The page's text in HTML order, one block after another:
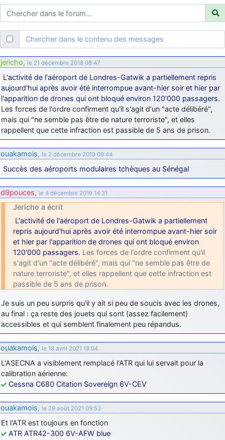
bien sûr que oui !
je suis un avion@,._,+: Bonjour je viens d'arriver il y a quelques
moi et quelques avions n'ont pas les mêmes noms qu'aujourd'hui
ouakamois: Bonjourà toutes et à tous.en espérantque ces
quelques images du Pays Basque vous auront plu ; Agur…
d9pouces : Malheureusement nonun peu trop loin pour moi !
fox_50: Bonjour, certains parmis vous étaient-ils présent au
meeting de Lann Bihoué de 2026 ?
cachée dans les pins: Coucou et excellente année 2026 à tous et
au site!
jericho: Bonne année et tous mes meilleurs voeux à tous pour
little boy: je vous souhaite un bon réveillon pour cette nouvelle
année!
jericho: Merci D9pouces, à mon tour de souhaiter un Joyeux Noël
d9pouces: Joyeux Noël à tous !
d9pouces: mais tu peux tenter l'un des rares lycées militaires
comme le Prytanée dans la Sarthe, ça ne peut pas faire de mal !
d9pouces : C'est plutôt après le lycée, voire après une prépa
scientifique, tu as donc encore un peu de temps devant toi
passionnée par l'aviation militaire , pourrais je savoir que faire après
le lycée pour s'orienter et pouvoir devenir officier de l'armée de l'air?
d9pouces: lesquels, par exemple ?
mahmoud: bonsoir, très instructif ce site .mais nous aimerions avoir
les photo des anciens appareils de l'armée de l'air de la haute -volta
d9pouces : Ça me casse quand même bien les pieds, j’avoue
jericho: Pour moi tout est à nouveau OK dirait-on… Merci à toi.
d9pouces: En espérant n’avoir coupé les accessoires de personne
au passage !
d9pouces: j'ai trouvé un palliatif un peu violent, mais ça devrait aller
un peu mieux
Chercher dans le contenu des messages
jericho, le 21 décembre 2018 08:47
L'activité de l'aéroport de Londres-Gatwik a partiellement repris
aujourd'hui après avoir été interrompue avant-hier soir et hier par
l'apparition de drones qui ont bloqué environ 120'000 passagers.
Les forces de l'ordre confirment qu'il s'agit d'un "acte délibéré",
mais qui "ne semble pas être de nature terroriste", et elles
rappellent que cette infraction est passible de 5 ans de prison.
ouakamois, le 2 décembre 2019 09:44
Succès des aéroports modulaires tchèques au Sénégal
d9pouces, le 4 décembre 2019 14:31
Jericho a écrit
L'activité de l'aéroport de Londres-Gatwik a partiellement
repris aujourd'hui après avoir été interrompue avant-hier soir
et hier par l'apparition de drones qui ont bloqué environ
120'000 passagers. Les forces de l'ordre confirment qu'il
s'agit d'un "acte délibéré", mais qui "ne semble pas être de
nature terroriste", et elles rappellent que cette infraction est
passible de 5 ans de prison.
Je suis un peu surpris qu'il y ait si peu de soucis avec les drones,
au final : ça reste des jouets qui sont (assez facilement)
accessibles et qui semblent finalement peu répandus.
ouakamois, le 18 avril 2021 18:04
L'ASECNA a visiblement remplacé l'ATR qui lui servait pour la
calibration aérienne:
Cessna C680 Citation Sovereign 6V-CEV
ouakamois, le 29 août 2021 09:53
Et l'ATR est toujours en fonction
ATR ATR42-300 6V-AFW blue